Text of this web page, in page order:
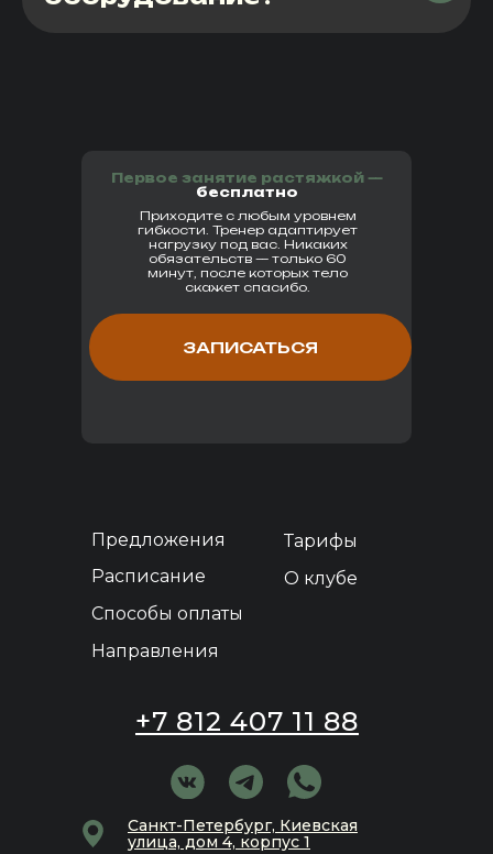
Первое занятие растяжкой —
бесплатно
Приходите с любым уровнем
гибкости. Тренер адаптирует
нагрузку под вас. Никаких
обязательств — только 60
минут, после которых тело
скажет спасибо.
ЗАПИСАТЬСЯ
+7 812 407 11 88
Санкт-Петербург, Киевская
улица, дом 4, корпус 1
Предложения
О клубе
Тарифы
Способы оплаты
Расписание
Направления